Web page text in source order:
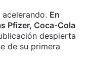
En
Pfizer, Coca-Cola
despierta
de su primera